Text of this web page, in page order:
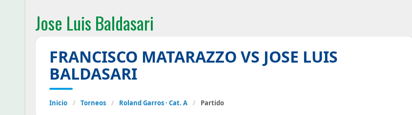
Jose Luis Baldasari
FRANCISCO MATARAZZO VS JOSE LUIS
BALDASARI
Inicio / Torneos / Roland Garros · Cat. A / Partido